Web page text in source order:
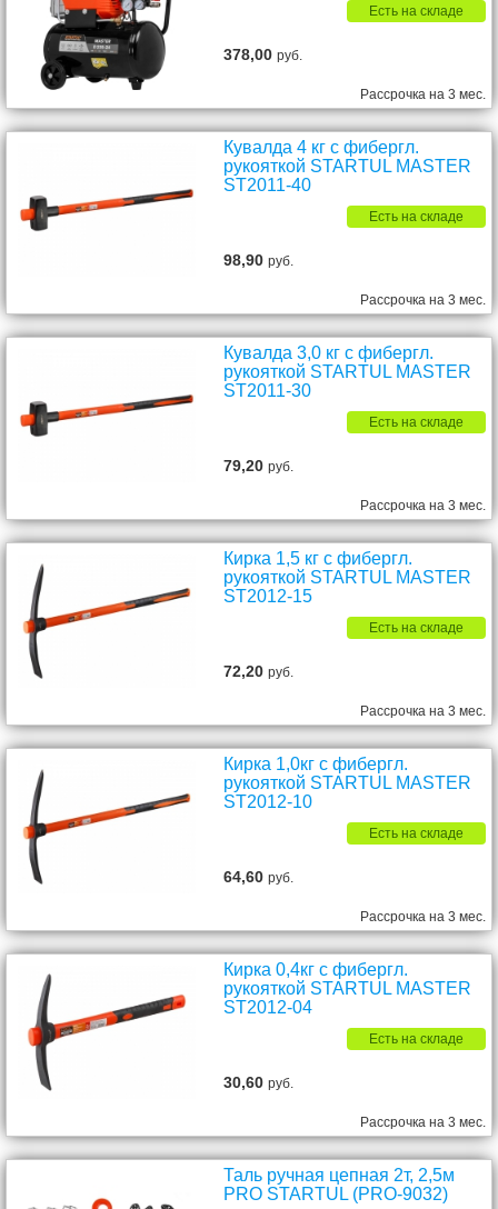
Есть на складе
378,00руб.
Рассрочка на 3 мес.
Кувалда 4 кг с фибергл.
рукояткой STARTUL MASTER
ST2011-40
Есть на складе
98,90руб.
Рассрочка на 3 мес.
Кувалда 3,0 кг с фибергл.
рукояткой STARTUL MASTER
ST2011-30
Есть на складе
79,20руб.
Рассрочка на 3 мес.
Кирка 1,5 кг с фибергл.
рукояткой STARTUL MASTER
ST2012-15
Есть на складе
72,20руб.
Рассрочка на 3 мес.
Кирка 1,0кг с фибергл.
рукояткой STARTUL MASTER
ST2012-10
Есть на складе
64,60руб.
Рассрочка на 3 мес.
Кирка 0,4кг с фибергл.
рукояткой STARTUL MASTER
ST2012-04
Есть на складе
30,60руб.
Рассрочка на 3 мес.
Таль ручная цепная 2т, 2,5м
PRO STARTUL (PRO-9032)